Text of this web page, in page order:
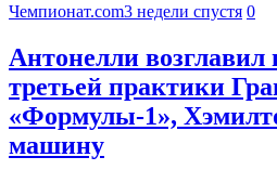
Чемпионат.com3 недели спустя 0
Антонелли возглавил
третьей практики
«Формулы‑1»,
машину